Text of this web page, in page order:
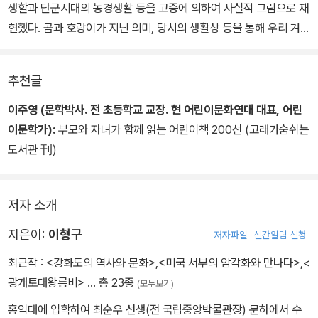
생할과 단군시대의 농경생활 등을 고증에 의하여 사실적 그림으로 재
현했다. 곰과 호랑이가 지닌 의미, 당시의 생활상 등을 통해 우리 겨레
추천글
이주영 (문학박사. 전 초등학교 교장. 현 어린이문화연대 대표, 어린
이문학가): 부모와 자녀가 함께 읽는 어린이책 200선 (고래가숨쉬는
도서관 刊)
저자 소개
지은이: 이형구 저자파일 신간알림 신청
최근작 : <강화도의 역사와 문화>,<미국 서부의 암각화와 만나다>,<
광개토대왕릉비> … 총 23종 (모두보기)
홍익대에 입학하여 최순우 선생(전 국립중앙박물관장) 문하에서 수